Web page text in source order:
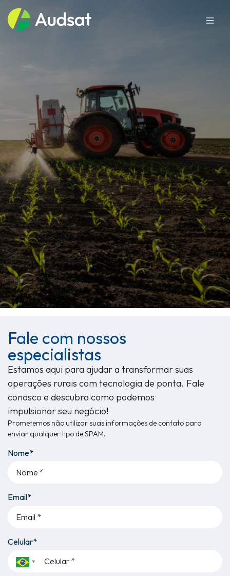
Sobre a Audsat
Mercados
Trabalhe conosco
Fale com nossos
especialistas
Estamos aqui para ajudar a transformar suas
operações rurais com tecnologia de ponta. Fale
conosco e descubra como podemos
impulsionar seu negócio!
Prometemos não utilizar suas informações de contato para
enviar qualquer tipo de SPAM.
Nome*
Email*
Celular*